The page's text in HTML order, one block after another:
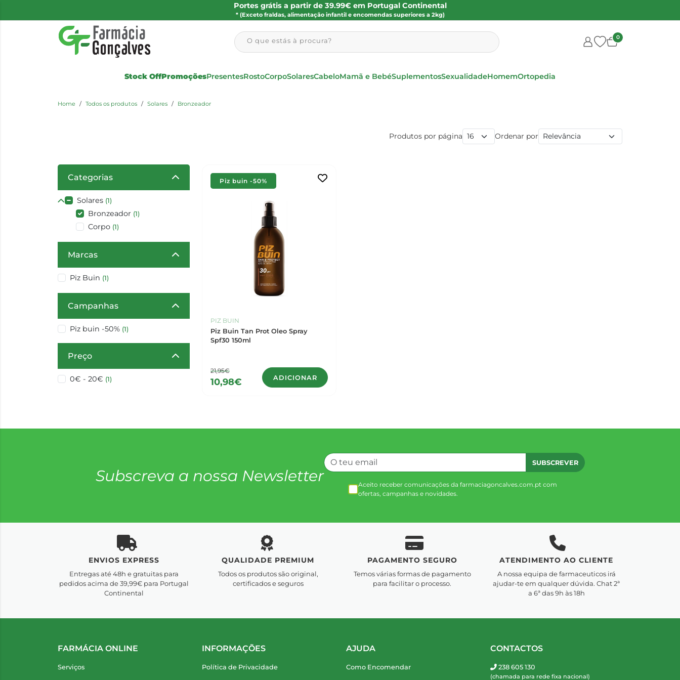
Portes grátis a partir de 39.99€ em Portugal Continental
* (Exceto fraldas, alimentação infantil e encomendas superiores a 2kg)
O que estás à procura? 0
Stock OffPromoçõesPresentesRostoCorpoSolaresCabeloMamã e BebéSuplementosSexualidadeHomemOrtopedia
Home Todos os produtos Solares Bronzeador
Produtos por página Ordenar por
Categorias
Solares (1)
Bronzeador (1)
Corpo (1)
Marcas
Piz Buin (1)
Campanhas
Piz buin -50% (1)
Preço
0€ - 20€ (1)
Piz buin -50%
PIZ BUIN
Piz Buin Tan Prot Oleo Spray
Spf30 150ml
21,95€
10,98€ ADICIONAR
Subscreva a nossa Newsletter
SUBSCREVER
Aceito receber comunicações da farmaciagoncalves.com.pt com
ofertas, campanhas e novidades.
ENVIOS EXPRESS
Entregas até 48h e gratuitas para
pedidos acima de 39,99€ para Portugal
Continental
QUALIDADE PREMIUM
Todos os produtos são original,
certificados e seguros
PAGAMENTO SEGURO
Temos várias formas de pagamento
para facilitar o processo.
ATENDIMENTO AO CLIENTE
A nossa equipa de farmaceuticos irá
ajudar-te em qualquer dúvida. Chat 2ª
a 6ª das 9h às 18h
FARMÁCIA ONLINE
Serviços
INFORMAÇÕES
Política de Privacidade
AJUDA
Como Encomendar
CONTACTOS
238 605 130
(chamada para rede fixa nacional)